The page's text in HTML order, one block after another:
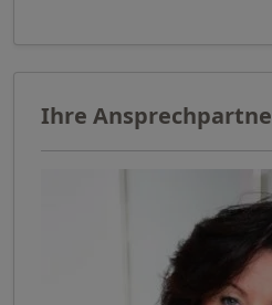
Ihre